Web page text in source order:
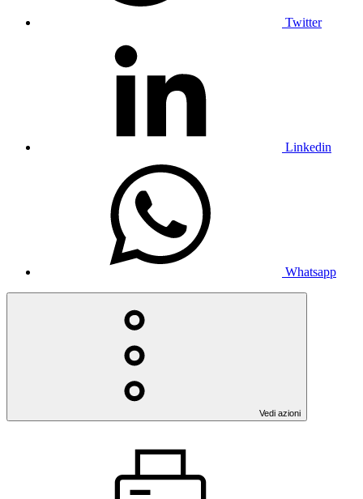
Twitter
Linkedin
Whatsapp
Vedi azioni